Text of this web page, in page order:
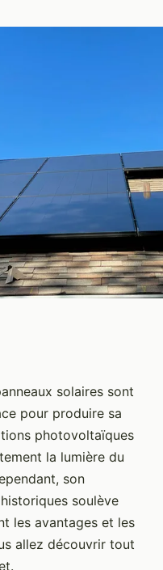
solaires sont
pour produire sa
photovoltaïques
la lumière du
son
soulève
les avantages et les
allez découvrir tout